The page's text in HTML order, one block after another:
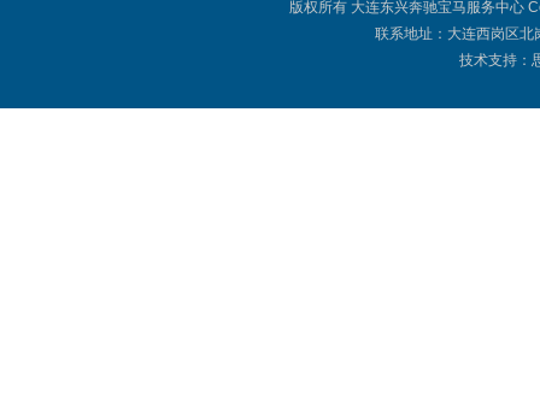
版权所有 大连东兴奔驰宝马服务中心
联系地址：大连西岗区
技术支持：